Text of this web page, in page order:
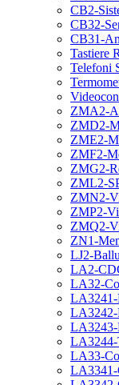
CB2-
CB32-
CB31-
Tastiere
Telefoni
ZMA2-
ZMD2-
ZME2-
ZMF2-
ZMG2-
ZML2-
ZMN2-
ZMP2-
ZMQ2-
ZN1-
LJ2-
LA2-
LA32-
LA33-